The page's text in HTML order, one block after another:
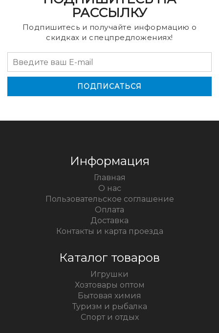
РАССЫЛКУ
Подпишитесь и получайте информацию о
скидках и спецпредложениях!
Информация
Главная
О нас
Пользовательское соглашение
Оплата
Доставка
Контакты и карта проезда
Каталог товаров
Игрушки
Хозтовары оптом
Бытовая химия
Туризм и рыбалка
Спорт и отдых